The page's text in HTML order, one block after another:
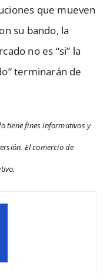
que mueven
su bando, la
no es “si” la
terminarán de
tiene fines informativos y
El comercio de